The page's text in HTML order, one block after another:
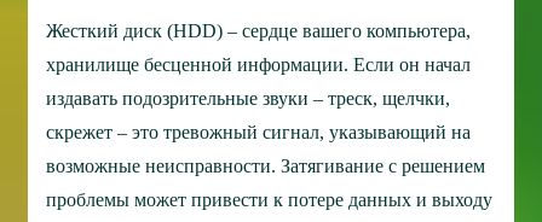
Жесткий диск (HDD) – сердце вашего компьютера,
хранилище бесценной информации. Если он начал
издавать подозрительные звуки – треск, щелчки,
скрежет – это тревожный сигнал, указывающий на
возможные неисправности. Затягивание с решением
проблемы может привести к потере данных и выходу